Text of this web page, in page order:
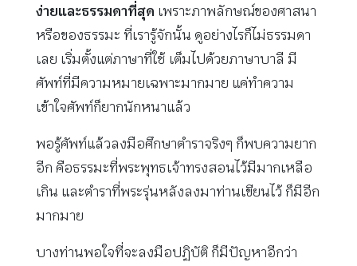
ง่ายและธรรมดาที่สุด เพราะภาพลักษณ์ของศาสนา
หรือของธรรมะ ที่เรารู้จักนั้น ดูอย่างไรก็ไม่ธรรมดา
เลย เริ่มตั้งแต่ภาษาที่ใช้ เต็มไปด้วยภาษาบาลี มี
ศัพท์ที่มีความหมายเฉพาะมากมาย แค่ทำความ
เข้าใจศัพท์ก็ยากนักหนาแล้ว
พอรู้ศัพท์แล้วลงมือศึกษาตำราจริงๆ ก็พบความยาก
อีก คือธรรมะที่พระพุทธเจ้าทรงสอนไว้มีมากเหลือ
เกิน และตำราที่พระรุ่นหลังลงมาท่านเขียนไว้ ก็มีอีก
มากมาย
บางท่านพอใจที่จะลงมือปฏิบัติ ก็มีปัญหาอีกว่า